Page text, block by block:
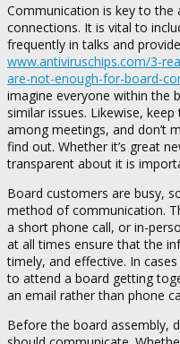
Communication is key to
connections. It is vital to
frequently in talks and
www.antiviruschips.com/3-
are-not-enough-for-board-
imagine everyone within the
similar issues. Likewise,
among meetings, and don’t
find out. Whether it’s great
transparent about it is
Board customers are busy,
method of communication.
a short phone call, or in-
at all times ensure that the
timely, and effective. In
to attend a board getting
an email rather than phone
Before the board assembly,